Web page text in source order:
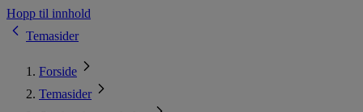
Hopp til innhold
Temasider
Forside
Temasider